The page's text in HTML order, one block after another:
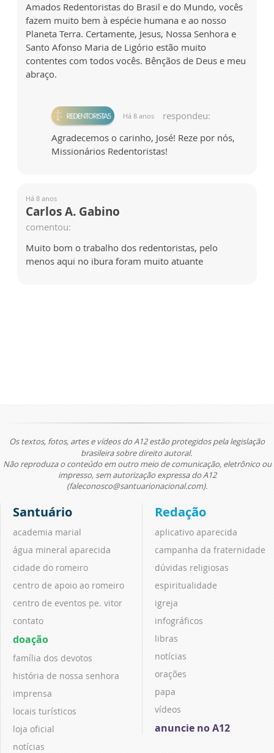
Amados Redentoristas do Brasil e do Mundo, vocês
fazem muito bem à espécie humana e ao nosso
Planeta Terra. Certamente, Jesus, Nossa Senhora e
Santo Afonso Maria de Ligório estão muito
contentes com todos vocês. Bênçãos de Deus e meu
abraço.
Há 8 anos
respondeu:
Agradecemos o carinho, José! Reze por nós,
Missionários Redentoristas!
Há 8 anos
Carlos A. Gabino
comentou:
Muito bom o trabalho dos redentoristas, pelo
menos aqui no ibura foram muito atuante
Os textos, fotos, artes e vídeos do A12 estão protegidos pela legislação
brasileira sobre direito autoral.
Não reproduza o conteúdo em outro meio de comunicação, eletrônico ou
impresso, sem autorização expressa do A12
(faleconosco@santuarionacional.com).
Santuário
academia marial
água mineral aparecida
cidade do romeiro
centro de apoio ao romeiro
centro de eventos pe. vitor
contato
doação
família dos devotos
história de nossa senhora
imprensa
locais turísticos
loja oficial
notícias
Redação
aplicativo aparecida
campanha da fraternidade
dúvidas religiosas
espiritualidade
igreja
infográficos
libras
notícias
orações
papa
vídeos
anuncie no A12